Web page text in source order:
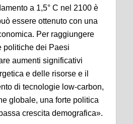
a 1,5° C nel 2100 è
essere ottenuto con una
Per raggiungere
politiche dei Paesi
aumenti significativi
e delle risorse e il
di tecnologie low-carbon,
globale, una forte politica
crescita demografica».